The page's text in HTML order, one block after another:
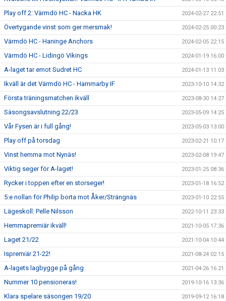
Play off 2: Värmdö HC - Nacka HK 2024-02-27 22:51
Övertygande vinst som ger mersmak! 2024-02-25 00:23
Värmdö HC - Haninge Anchors 2024-02-05 22:15
Värmdö HC - Lidingö Vikings 2024-01-19 16:00
A-laget tar emot Sudret HC 2024-01-13 11:03
Ikväll är det Värmdö HC - Hammarby IF 2023-10-10 14:32
Första träningsmatchen ikväll 2023-08-30 14:27
Säsongsavslutning 22/23 2023-05-09 14:25
Vår Fysen är i full gång! 2023-05-03 13:00
Play off på torsdag 2023-02-21 10:17
Vinst hemma mot Nynäs! 2023-02-08 19:47
Viktig seger för A-laget! 2023-01-25 08:36
Rycker i toppen efter en storseger! 2023-01-18 16:52
5:e nollan för Philip borta mot Åker/Strängnäs 2023-01-10 22:55
Lägeskoll: Pelle Nilsson 2022-10-11 23:33
Hemmapremiär ikväll! 2021-10-05 17:36
Laget 21/22 2021-10-04 10:44
Ispremiär 21-22! 2021-08-24 02:15
A-lagets lagbygge på gång 2021-04-26 16:21
Nummer 10 pensioneras! 2019-10-16 13:36
Klara spelare säsongen 19/20 2019-09-12 16:18